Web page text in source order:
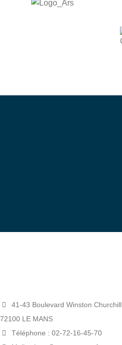
41-43 Boulevard Winston Churchill
72100 LE MANS
Téléphone : 02-72-16-45-70